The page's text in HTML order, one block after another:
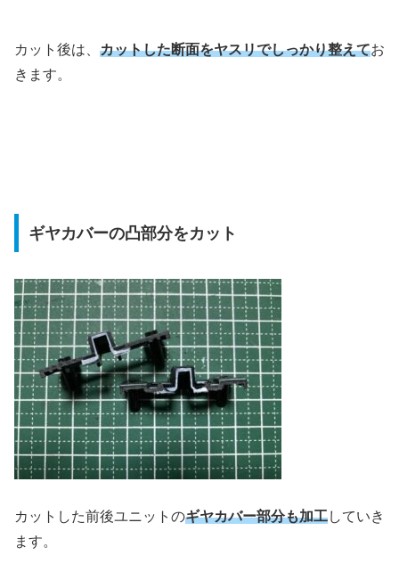
カット後は、 カットした断面をヤスリでしっかり整えてお
きます。
ギヤカバーの凸部分をカット
カットした前後ユニットのギヤカバー部分も加工していき
ます。